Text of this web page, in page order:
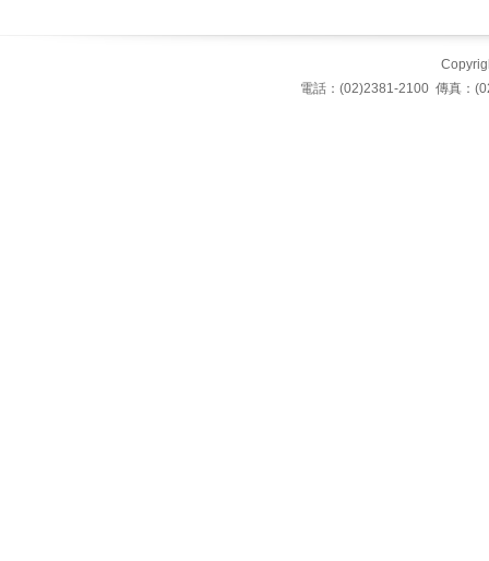
電話：(02)2381-2100 傳真：